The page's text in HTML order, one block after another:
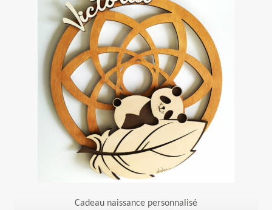
Cadeau naissance personnalisé